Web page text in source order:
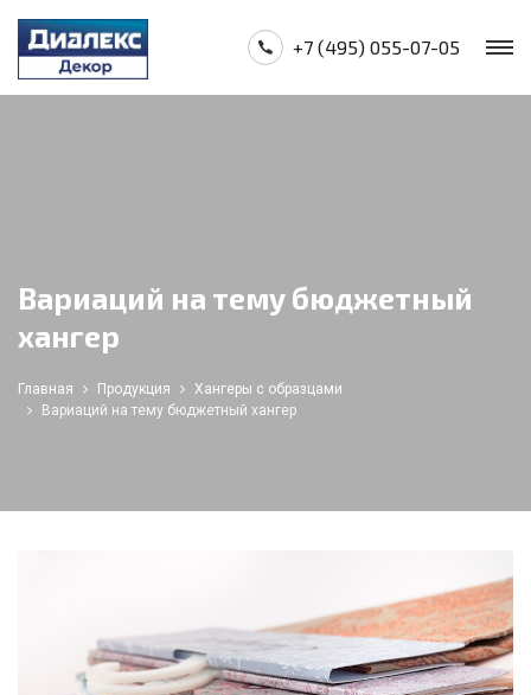
+7 (495) 055-07-05
Вариаций на тему бюджетный
хангер
Главная Продукция
Хангеры с образцами
Вариаций на тему бюджетный хангер